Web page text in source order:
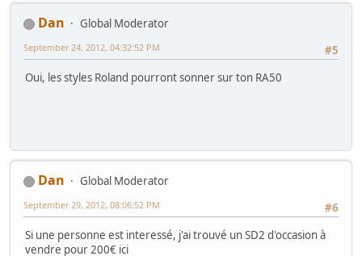
Dan
Global Moderator
#5
September 24, 2012, 04:32:52 PM
Oui, les styles Roland pourront sonner sur ton RA50
Dan
Global Moderator
#6
September 29, 2012, 08:06:52 PM
Si une personne est interessé, j'ai trouvé un SD2 d'occasion à
vendre pour 200€ ici